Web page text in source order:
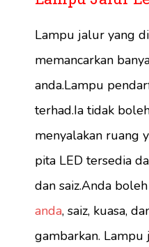
Lampu jalur yang
memancarkan
anda.Lampu
terhad.Ia tidak
menyalakan ruang
pita LED tersedia
dan saiz.Anda boleh
anda, saiz, kuasa,
gambarkan.